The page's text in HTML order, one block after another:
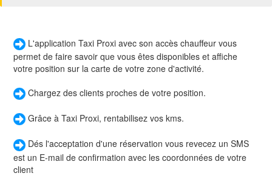
L'application Taxi Proxi avec son accès chauffeur vous
permet de faire savoir que vous êtes disponibles et affiche
votre position sur la carte de votre zone d'activité.
Chargez des clients proches de votre position.
Grâce à Taxi Proxi, rentabilisez vos kms.
Dés l'acceptation d'une réservation vous revecez un SMS
est un E-mail de confirmation avec les coordonnées de votre
client